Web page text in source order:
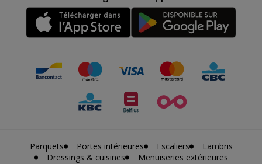
Parquets Portes intérieures Escaliers
Lambris
Dressings & cuisines
Menuiseries extérieures